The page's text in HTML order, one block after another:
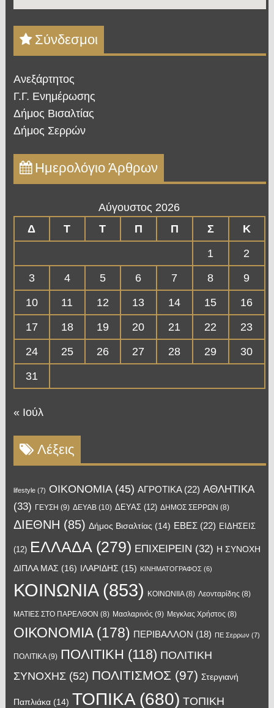
Σύνδεσμοι
Ανεξάρτητος
Γ.Γ. Ενημέρωσης
Δήμος Βισαλτίας
Δήμος Σερρών
Ημερολόγιο Άρθρων
Αύγουστος 2026
Δ
Τ Τ Π Π Σ
Κ
1
2
3
4 5 6 7 8
9
10
11 12 13 14 15
16
17
18 19 20 21 22
23
24
25 26 27 28 29
30
31
« Ιούλ
Λέξεις
lifestyle(7) OIKONOMIA(45) ΑΓΡΟΤΙΚΑ(22) ΑΘΛΗΤΙΚΑ
(33) ΓΕΥΣΗ (9) ΔΕΥΑΒ(10) ΔΕΥΑΣ(12) ΔΗΜΟΣ ΣΕΡΡΩΝ (8)
ΔΙΕΘΝΗ (85) Δήμος Βισαλτίας (14) ΕΒΕΣ(22) ΕΙΔΗΣΕΙΣ
(12) ΕΛΛΑΔΑ(279) ΕΠΙΧΕΙΡΕΙΝ (32) Η ΣΥΝΟΧΗ
ΔΙΠΛΑ ΜΑΣ (16) ΙΛΑΡΙΔΗΣ (15) ΚΙΝΗΜΑΤΟΓΡΑΦΟΣ (6)
ΚΟΙΝΩΝΙΑ(853) ΚΟΙΝΩΝΙΙΑ(8) Λεονταρίδης (8)
ΜΑΤΙΕΣ ΣΤΟ ΠΑΡΕΛΘΟΝ (8) Μασλαρινός (9) Μεγκλας Χρήστος (8)
ΟΙΚΟΝΟΜΙΑ(178) ΠΕΡΙΒΑΛΛΟΝ (18) ΠΕ Σερρων (7)
ΠΟΛΙΤΙΚΑ(9) ΠΟΛΙΤΙΚΗ (118) ΠΟΛΙΤΙΚΗ
ΣΥΝΟΧΗΣ(52) ΠΟΛΙΤΙΣΜΟΣ (97) Στεργιανή
Παπλιάκα(14) ΤΟΠΙΚΑ(680) ΤΟΠΙΚΗ